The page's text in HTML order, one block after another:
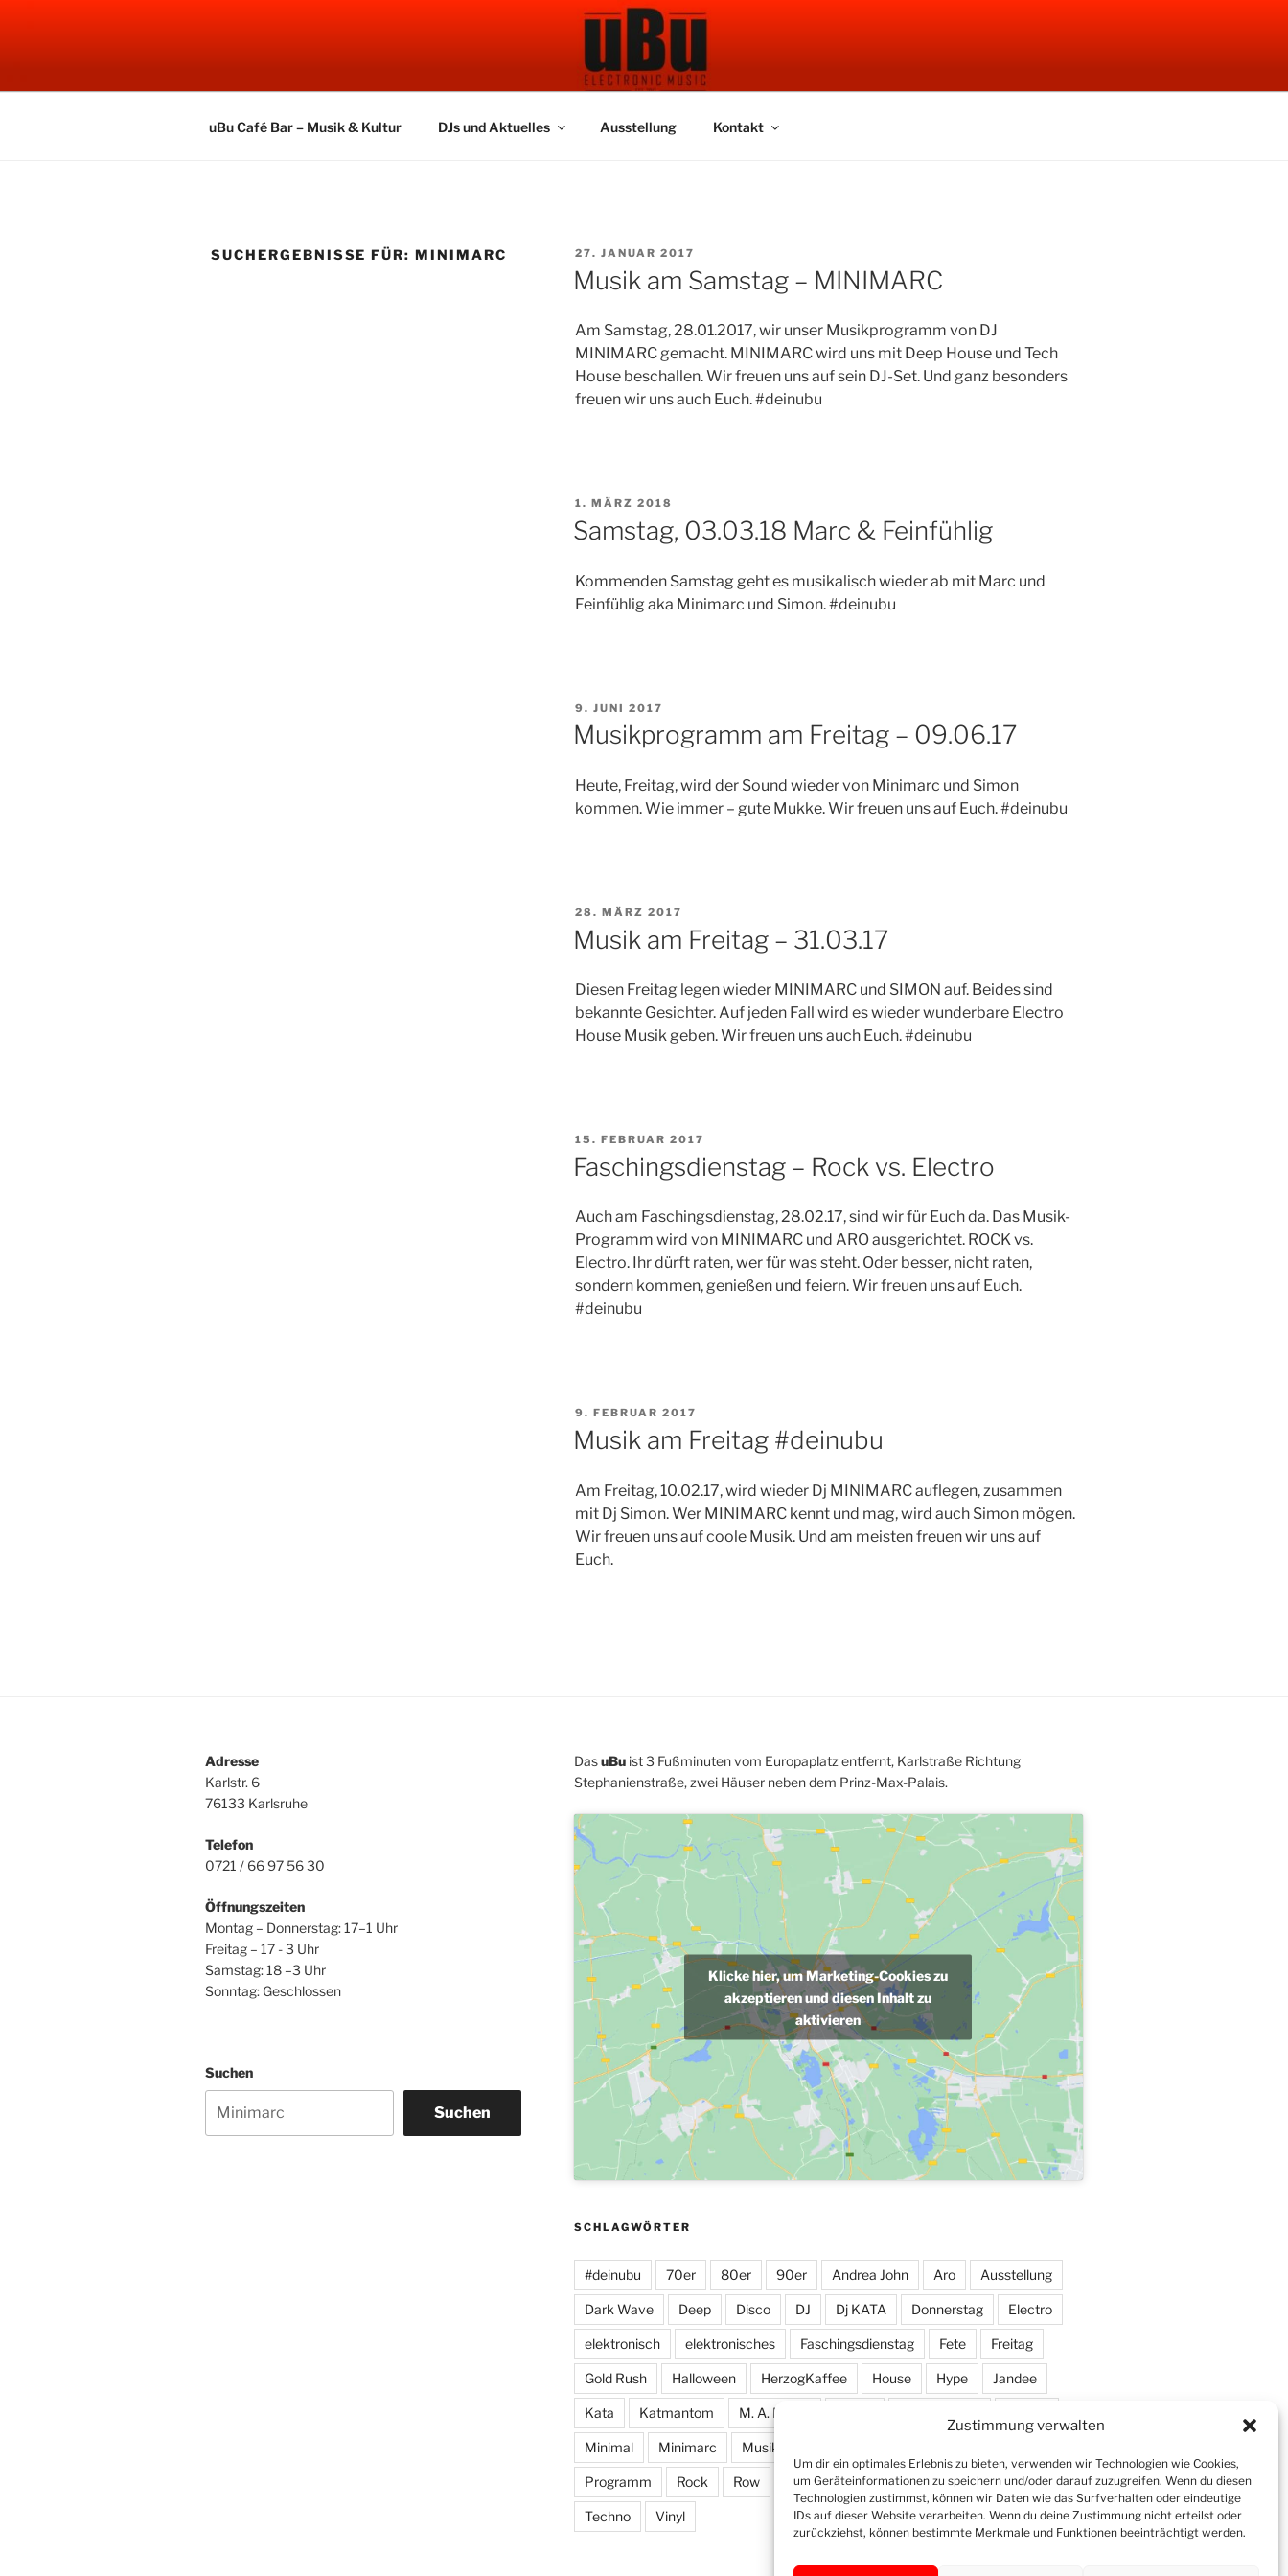
Zustimmung verwalten
Um dir ein optimales Erlebnis zu bieten, verwenden wir Technologien wie Cookies,
um Geräteinformationen zu speichern und/oder darauf zuzugreifen. Wenn du diesen
Technologien zustimmst, können wir Daten wie das Surfverhalten oder eindeutige
IDs auf dieser Website verarbeiten. Wenn du deine Zustimmung nicht erteilst oder
zurückziehst, können bestimmte Merkmale und Funktionen beeinträchtigt werden.
uBu Café Bar – Musik & Kultur DJs und Aktuelles Ausstellung Kontakt
SUCHERGEBNISSE FÜR:MINIMARC
VERÖFFENTLICHT
AM
27. JANUAR 2017
Musik am Samstag – MINIMARC
Am Samstag, 28.01.2017, wir unser Musikprogramm von DJ
MINIMARC gemacht. MINIMARC wird uns mit Deep House und Tech
House beschallen. Wir freuen uns auf sein DJ-Set. Und ganz besonders
freuen wir uns auch Euch. #deinubu
VERÖFFENTLICHT
AM
1. MÄRZ 2018
Samstag, 03.03.18 Marc & Feinfühlig
Kommenden Samstag geht es musikalisch wieder ab mit Marc und
Feinfühlig aka Minimarc und Simon. #deinubu
VERÖFFENTLICHT
AM
9. JUNI 2017
Musikprogramm am Freitag – 09.06.17
Heute, Freitag, wird der Sound wieder von Minimarc und Simon
kommen. Wie immer – gute Mukke. Wir freuen uns auf Euch. #deinubu
VERÖFFENTLICHT
28. MÄRZ 2017
Musik am Freitag – 31.03.17
Diesen Freitag legen wieder MINIMARC und SIMON auf. Beides sind
bekannte Gesichter. Auf jeden Fall wird es wieder wunderbare Electro
House Musik geben. Wir freuen uns auch Euch. #deinubu
VERÖFFENTLICHT
AM
15. FEBRUAR 2017
Faschingsdienstag – Rock vs. Electro
Auch am Faschingsdienstag, 28.02.17, sind wir für Euch da. Das Musik-
Programm wird von MINIMARC und ARO ausgerichtet. ROCK vs.
Electro. Ihr dürft raten, wer für was steht. Oder besser, nicht raten,
sondern kommen, genießen und feiern. Wir freuen uns auf Euch.
#deinubu
VERÖFFENTLICHT
AM
9. FEBRUAR 2017
Musik am Freitag #deinubu
Am Freitag, 10.02.17, wird wieder Dj MINIMARC auflegen, zusammen
mit Dj Simon. Wer MINIMARC kennt und mag, wird auch Simon mögen.
Wir freuen uns auf coole Musik. Und am meisten freuen wir uns auf
Euch.
Adresse
Karlstr. 6
76133 Karlsruhe
Telefon
0721 / 66 97 56 30
Öffnungszeiten
Montag – Donnerstag: 17–1 Uhr
Freitag – 17 - 3 Uhr
Samstag: 18 –3 Uhr
Sonntag: Geschlossen
Suchen
Suchen
DasuBuist 3 Fußminuten vom Europaplatz entfernt, Karlstraße Richtung
Stephanienstraße, zwei Häuser neben dem Prinz-Max-Palais.
Klicke hier, um Marketing-Cookies zu
akzeptieren und diesen Inhalt zu
aktivieren
SCHLAGWÖRTER
#deinubu 70er 80er 90er Andrea John Aro Ausstellung
Dark Wave Deep Disco DJ Dj KATA Donnerstag Electro
elektronisch elektronisches Faschingsdienstag Fete Freitag
Gold Rush Halloween HerzogKaffee House Hype Jandee
Kata Katmantom M. A. R. I. N.
Minimal Minimarc Musik
Programm Rock Row Samstag Shawn Deep Simon
Techno Vinyl